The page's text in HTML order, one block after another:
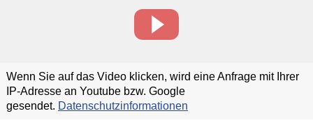
Wenn Sie auf das Video klicken, wird eine Anfrage mit Ihrer
IP-Adresse an Youtube bzw. Google
gesendet. Datenschutzinformationen